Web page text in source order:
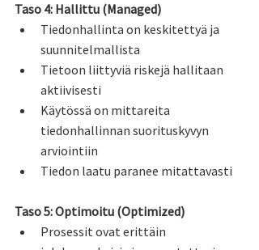
Taso 4: Hallittu (Managed)
Tiedonhallinta on keskitettyä ja
suunnitelmallista
Tietoon liittyviä riskejä hallitaan
aktiivisesti
Käytössä on mittareita
tiedonhallinnan suorituskyvyn
arviointiin
Tiedon laatu paranee mitattavasti
Taso 5: Optimoitu (Optimized)
Prosessit ovat erittäin